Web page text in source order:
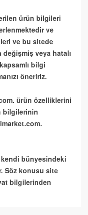
ürün bilgileri
ve
ve bu sitede
veya hatalı
bilgi
öneririz.
ürün özelliklerini
bilgilerinin
bünyesindeki
Söz konusu site
bilgilerinden